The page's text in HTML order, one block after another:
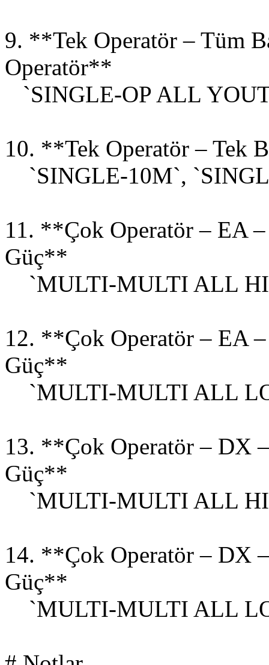
9. **Tek Operatör – Tüm
Operatör**
`SINGLE-OP ALL
10. **Tek Operatör – Tek
`SINGLE-10M`,
11. **Çok Operatör – EA
Güç**
`MULTI-MULTI ALL
12. **Çok Operatör – EA
Güç**
`MULTI-MULTI ALL
13. **Çok Operatör – DX
Güç**
`MULTI-MULTI ALL
14. **Çok Operatör – DX
Güç**
`MULTI-MULTI ALL